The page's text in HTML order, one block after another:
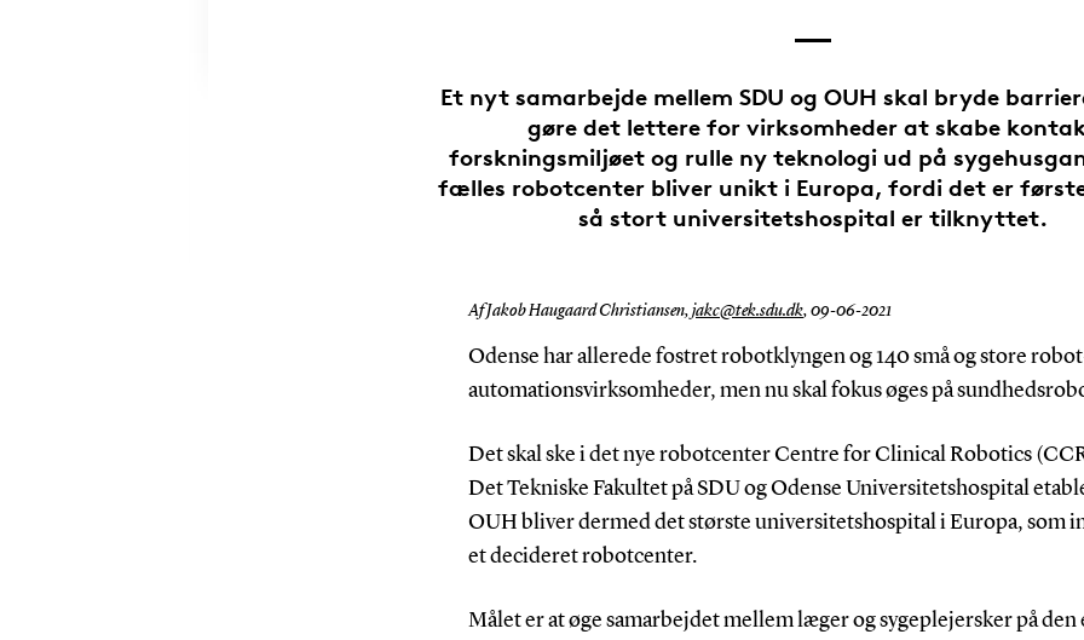
Et nyt samarbejde mellem SDU og OUH skal bryde
gøre det lettere for virksomheder at skabe
forskningsmiljøet og rulle ny teknologi ud på
fælles robotcenter bliver unikt i Europa, fordi det er
så stort universitetshospital er tilknyttet.
Af Jakob Haugaard Christiansen, jakc@tek.sdu.dk, 09-06-2021
Odense har allerede fostret robotklyngen og 140 små og store
automationsvirksomheder, men nu skal fokus øges på
Det skal ske i det nye robotcenter Centre for Clinical Robotics
Det Tekniske Fakultet på SDU og Odense Universitetshospital
OUH bliver dermed det største universitetshospital i Europa, som
et decideret robotcenter.
Målet er at øge samarbejdet mellem læger og sygeplejersker på den